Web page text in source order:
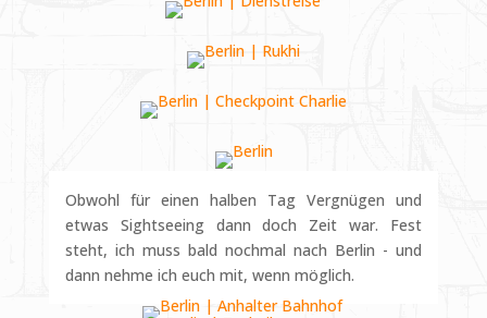
Obwohl für einen halben Tag Vergnügen und
etwas Sightseeing dann doch Zeit war. Fest
steht, ich muss bald nochmal nach Berlin - und
dann nehme ich euch mit, wenn möglich.